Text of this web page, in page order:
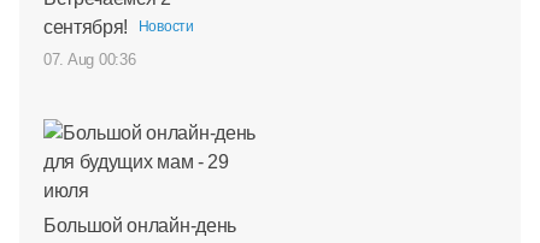
сентября!
Новости
07. Aug 00:36
Большой онлайн-день